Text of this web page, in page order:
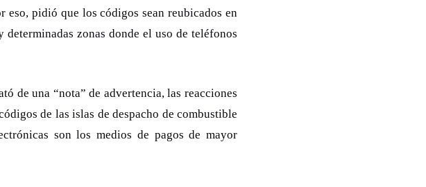
pidió que los códigos sean reubicados en
zonas donde el uso de teléfonos
de una “nota” de advertencia, las reacciones
de las islas de despacho de combustible
son los medios de pagos de mayor